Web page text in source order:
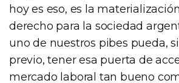
hoy es eso, es la
derecho para la sociedad
uno de nuestros pibes pueda,
previo, tener esa puerta de
mercado laboral tan bueno